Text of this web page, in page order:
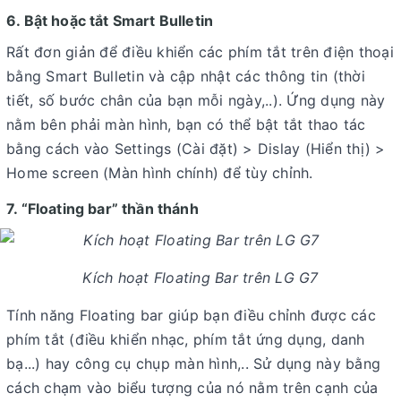
6. Bật hoặc tắt Smart Bulletin
Rất đơn giản để điều khiển các phím tắt trên điện thoại
bằng Smart Bulletin và cập nhật các thông tin (thời
tiết, số bước chân của bạn mỗi ngày,..). Ứng dụng này
nằm bên phải màn hình, bạn có thể bật tắt thao tác
bằng cách vào Settings (Cài đặt) > Dislay (Hiển thị) >
Home screen (Màn hình chính) để tùy chỉnh.
7. “Floating bar” thần thánh
Kích hoạt Floating Bar trên LG G7
Tính năng Floating bar giúp bạn điều chỉnh được các
phím tắt (điều khiển nhạc, phím tắt ứng dụng, danh
bạ...) hay công cụ chụp màn hình,.. Sử dụng này bằng
cách chạm vào biểu tượng của nó nằm trên cạnh của